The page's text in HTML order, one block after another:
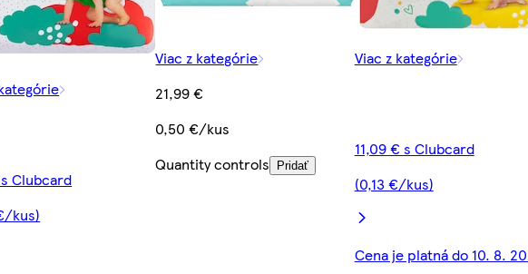
Clubcard
kus)
Viac z kategórie
21,99 €
0,50 €/kus
Quantity controls
Pridať
Viac z kategórie
11,09 € s Clubcard
(0,13 €/kus)
Cena je platná do 10. 8.